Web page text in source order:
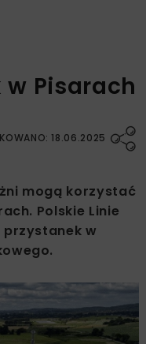
Pisarach
18.06.2025
mogą korzystać
Polskie Linie
przystanek w